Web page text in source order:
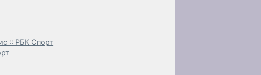
:: РБК Спорт